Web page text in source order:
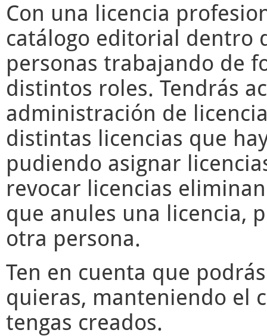
Con una licencia
catálogo editorial dentro
personas trabajando de
distintos roles. Tendrás
administración de
distintas licencias que
pudiendo asignar
revocar licencias
que anules una licencia,
otra persona.
Ten en cuenta que
quieras, manteniendo el
tengas creados.